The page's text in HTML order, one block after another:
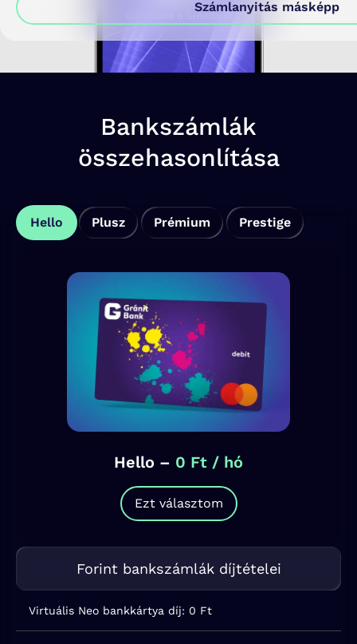
Számlanyitás másképp
Bankszámlák
összehasonlítása
Hello Plusz Prémium Prestige
Hello – 0 Ft / hó
Ezt választom
Forint bankszámlák díjtételei
Virtuális Neo bankkártya díj: 0 Ft